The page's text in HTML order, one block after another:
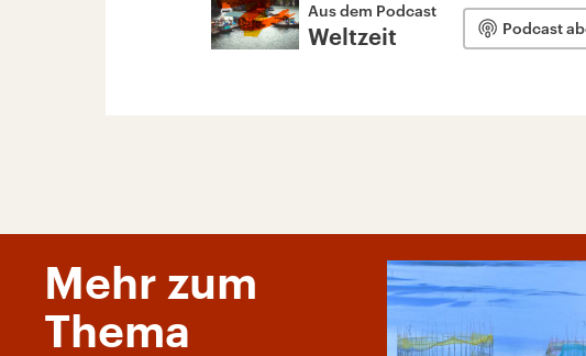
Aus dem Podcast
Weltzeit Podcast
Mehr zum
Thema